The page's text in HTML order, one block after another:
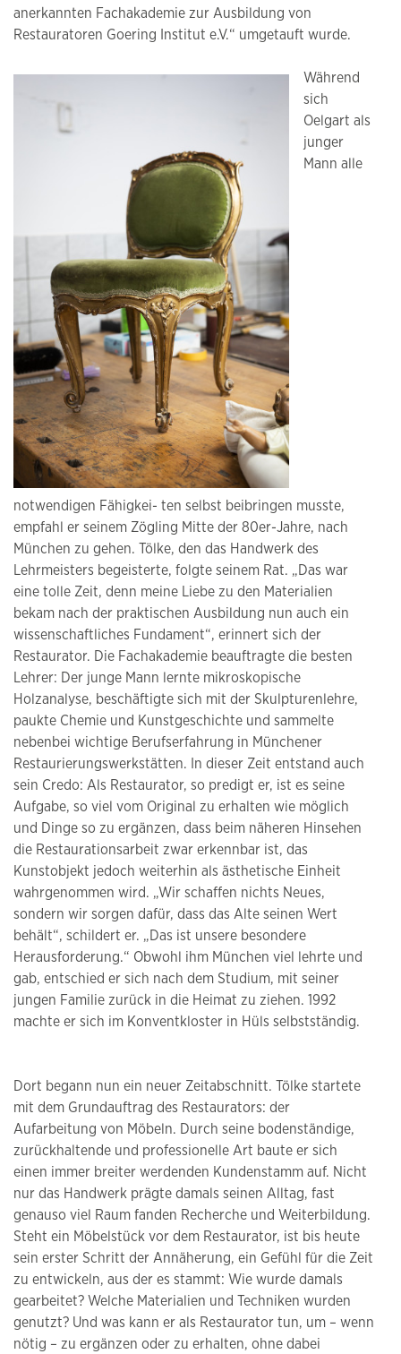
anerkannten Fachakademie zur Ausbildung von
Restauratoren Goering Institut e.V.“ umgetauft wurde.
Während
sich
Oelgart als
junger
Mann alle
notwendigen Fähigkei- ten selbst beibringen musste,
empfahl er seinem Zögling Mitte der 80er-Jahre, nach
München zu gehen. Tölke, den das Handwerk des
Lehrmeisters begeisterte, folgte seinem Rat. „Das war
eine tolle Zeit, denn meine Liebe zu den Materialien
bekam nach der praktischen Ausbildung nun auch ein
wissenschaftliches Fundament“, erinnert sich der
Restaurator. Die Fachakademie beauftragte die besten
Lehrer: Der junge Mann lernte mikroskopische
Holzanalyse, beschäftigte sich mit der Skulpturenlehre,
paukte Chemie und Kunstgeschichte und sammelte
nebenbei wichtige Berufserfahrung in Münchener
Restaurierungswerkstätten. In dieser Zeit entstand auch
sein Credo: Als Restaurator, so predigt er, ist es seine
Aufgabe, so viel vom Original zu erhalten wie möglich
und Dinge so zu ergänzen, dass beim näheren Hinsehen
die Restaurationsarbeit zwar erkennbar ist, das
Kunstobjekt jedoch weiterhin als ästhetische Einheit
wahrgenommen wird. „Wir schaffen nichts Neues,
sondern wir sorgen dafür, dass das Alte seinen Wert
behält“, schildert er. „Das ist unsere besondere
Herausforderung.“ Obwohl ihm München viel lehrte und
gab, entschied er sich nach dem Studium, mit seiner
jungen Familie zurück in die Heimat zu ziehen. 1992
machte er sich im Konventkloster in Hüls selbstständig.
Dort begann nun ein neuer Zeitabschnitt. Tölke startete
mit dem Grundauftrag des Restaurators: der
Aufarbeitung von Möbeln. Durch seine bodenständige,
zurückhaltende und professionelle Art baute er sich
einen immer breiter werdenden Kundenstamm auf. Nicht
nur das Handwerk prägte damals seinen Alltag, fast
genauso viel Raum fanden Recherche und Weiterbildung.
Steht ein Möbelstück vor dem Restaurator, ist bis heute
sein erster Schritt der Annäherung, ein Gefühl für die Zeit
zu entwickeln, aus der es stammt: Wie wurde damals
gearbeitet? Welche Materialien und Techniken wurden
genutzt? Und was kann er als Restaurator tun, um – wenn
nötig – zu ergänzen oder zu erhalten, ohne dabei